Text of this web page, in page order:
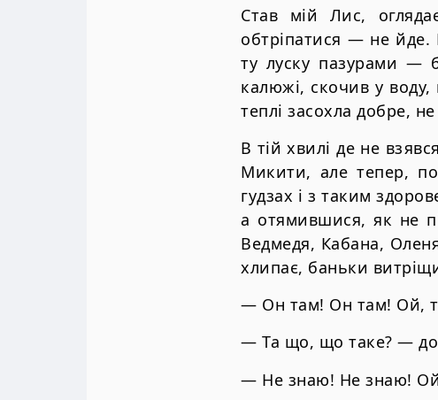
Став мiй Лис,
обтрiпатися — не йде.
ту луску пазурами —
калюжi, скочив у
теплi засохла добре,
В тiй хвилi де не
Микити, але тепер,
гудзах i з таким
а отямившися, як не
Ведмедя, Кабана,
хлипає, баньки
— Он там! Он там! Ой,
— Та що, що таке? —
— Не знаю! Не знаю!